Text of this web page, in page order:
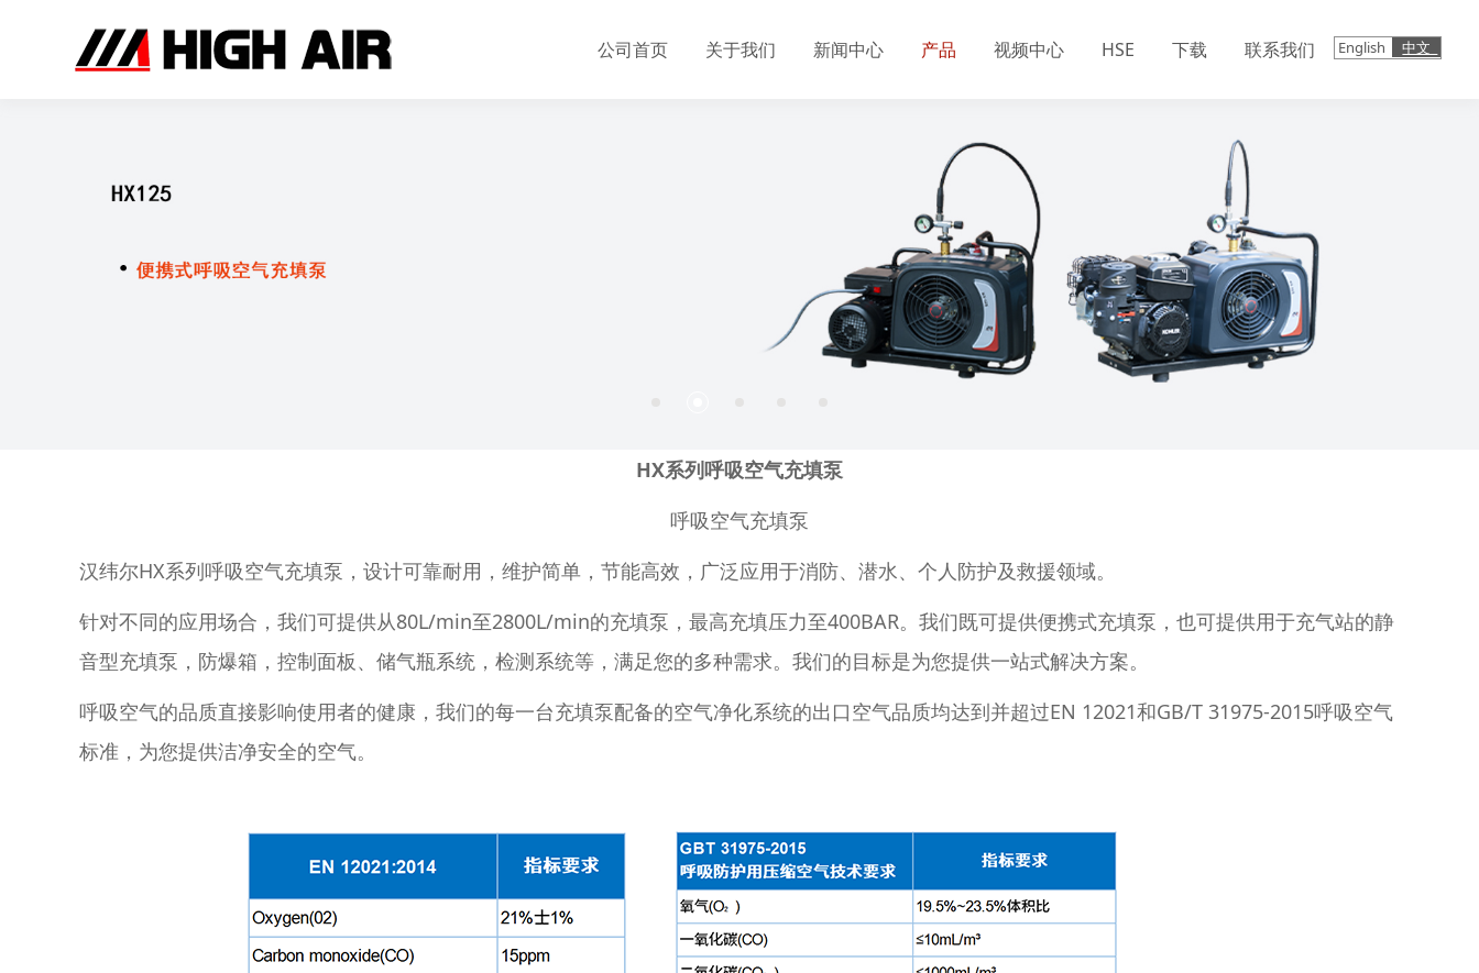
English 中文
公司首页 关于我们 新闻中心 产品 视频中心 HSE 下载 联系我们
HX系列呼吸空气充填泵
呼吸空气充填泵
汉纬尔HX系列呼吸空气充填泵，设计可靠耐用，维护简单，节能高效，广泛应用于消防、潜水、个人防护及救援领域。
针对不同的应用场合，我们可提供从80L/min至2800L/min的充填泵，最高充填压力至400BAR。我们既可提供便携式充填泵，也可提供用于充气站的静
音型充填泵，防爆箱，控制面板、储气瓶系统，检测系统等，满足您的多种需求。我们的目标是为您提供一站式解决方案。
呼吸空气的品质直接影响使用者的健康，我们的每一台充填泵配备的空气净化系统的出口空气品质均达到并超过EN 12021和GB/T 31975-2015呼吸空气
标准，为您提供洁净安全的空气。